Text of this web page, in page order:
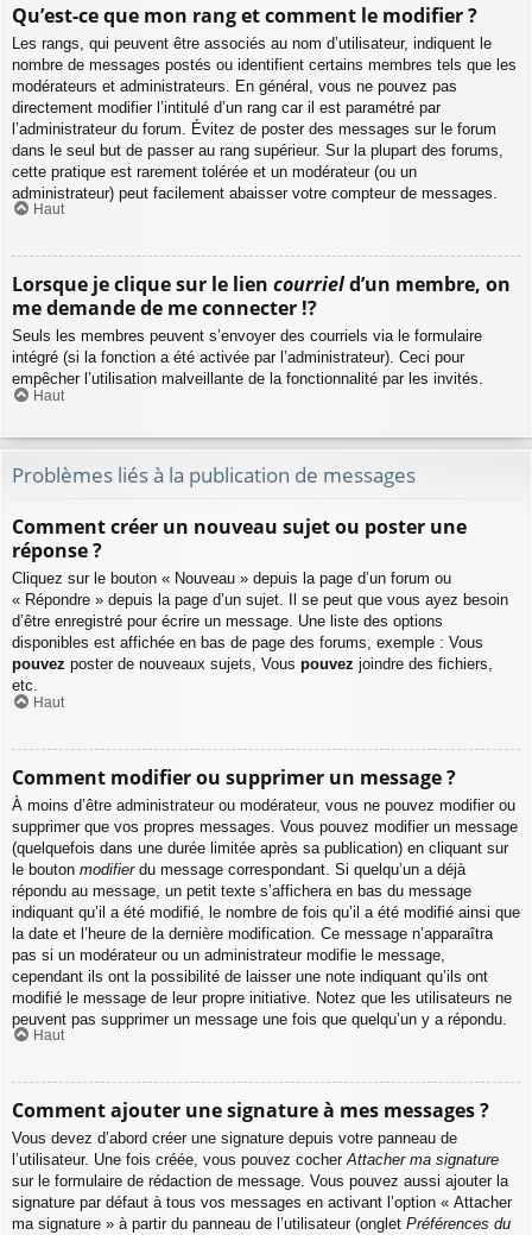
Qu’est-ce que mon rang et comment le modifier ?
Les rangs, qui peuvent être associés au nom d’utilisateur, indiquent le
nombre de messages postés ou identifient certains membres tels que les
modérateurs et administrateurs. En général, vous ne pouvez pas
directement modifier l’intitulé d’un rang car il est paramétré par
l’administrateur du forum. Évitez de poster des messages sur le forum
dans le seul but de passer au rang supérieur. Sur la plupart des forums,
cette pratique est rarement tolérée et un modérateur (ou un
administrateur) peut facilement abaisser votre compteur de messages.
Haut
Lorsque je clique sur le lien courrield’un membre, on
me demande de me connecter !?
Seuls les membres peuvent s’envoyer des courriels via le formulaire
intégré (si la fonction a été activée par l’administrateur). Ceci pour
empêcher l’utilisation malveillante de la fonctionnalité par les invités.
Haut
Problèmes liés à la publication de messages
Comment créer un nouveau sujet ou poster une
réponse ?
Cliquez sur le bouton « Nouveau » depuis la page d’un forum ou
« Répondre » depuis la page d’un sujet. Il se peut que vous ayez besoin
d’être enregistré pour écrire un message. Une liste des options
disponibles est affichée en bas de page des forums, exemple : Vous
pouvez poster de nouveaux sujets, Vous pouvez joindre des fichiers,
etc.
Haut
Comment modifier ou supprimer un message ?
À moins d’être administrateur ou modérateur, vous ne pouvez modifier ou
supprimer que vos propres messages. Vous pouvez modifier un message
(quelquefois dans une durée limitée après sa publication) en cliquant sur
le bouton modifierdu message correspondant. Si quelqu’un a déjà
répondu au message, un petit texte s’affichera en bas du message
indiquant qu’il a été modifié, le nombre de fois qu’il a été modifié ainsi que
la date et l’heure de la dernière modification. Ce message n’apparaîtra
pas si un modérateur ou un administrateur modifie le message,
cependant ils ont la possibilité de laisser une note indiquant qu’ils ont
modifié le message de leur propre initiative. Notez que les utilisateurs ne
peuvent pas supprimer un message une fois que quelqu’un y a répondu.
Haut
Comment ajouter une signature à mes messages ?
Vous devez d’abord créer une signature depuis votre panneau de
l’utilisateur. Une fois créée, vous pouvez cocherAttacher ma signature
sur le formulaire de rédaction de message. Vous pouvez aussi ajouter la
signature par défaut à tous vos messages en activant l’option « Attacher
ma signature » à partir du panneau de l’utilisateur (onglet Préférences du